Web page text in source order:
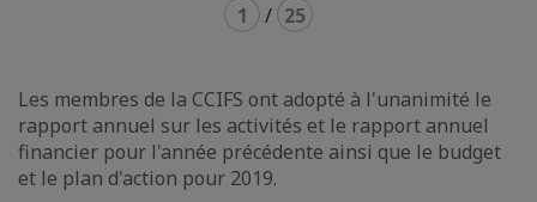
1 / 25
Les membres de la CCIFS ont adopté à l'unanimité le
rapport annuel sur les activités et le rapport annuel
financier pour l'année précédente ainsi que le budget
et le plan d'action pour 2019.